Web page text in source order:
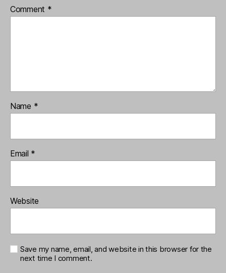
Comment *
Name *
Email *
Website
Save my name, email, and website in this browser for the
next time I comment.